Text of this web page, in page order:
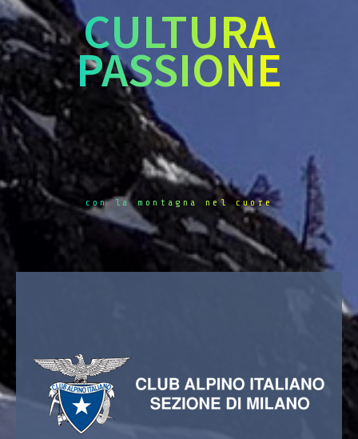
CULTURA
PASSIONE
con la montagna nel cuore